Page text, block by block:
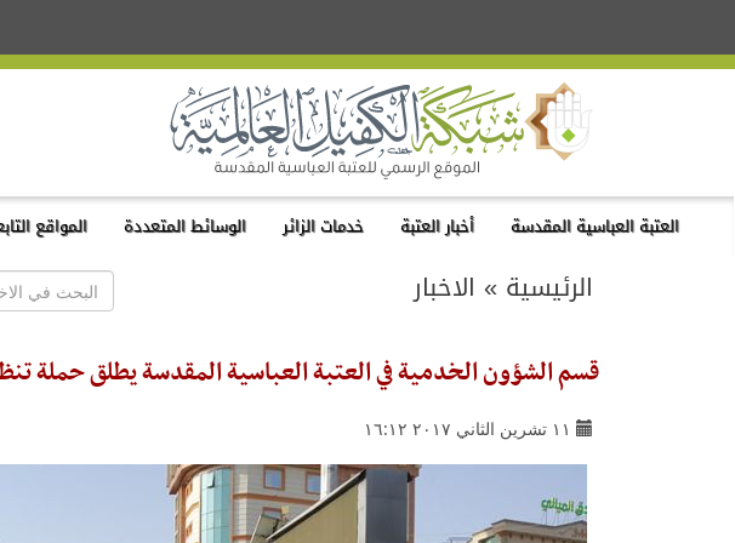
العتبة العباسية المقدسة أخبار العتبة خدمات الزائر الوسائط المتعددة المواقع
الرئيسية » الاخبار
قسم الشؤون الخدمية في العتبة العباسية المقدسة يطلق حملة
١١ تشرين الثاني ٢٠١٧ ١٦:١٢